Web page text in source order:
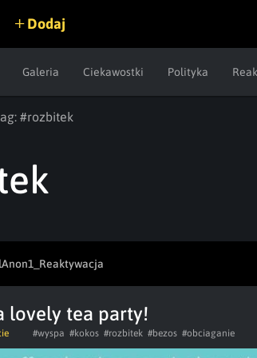
Dodaj
Galeria Ciekawostki Polityka
#rozbitek
lovely tea party!
#wyspa #kokos #rozbitek #bezos #obciaganie